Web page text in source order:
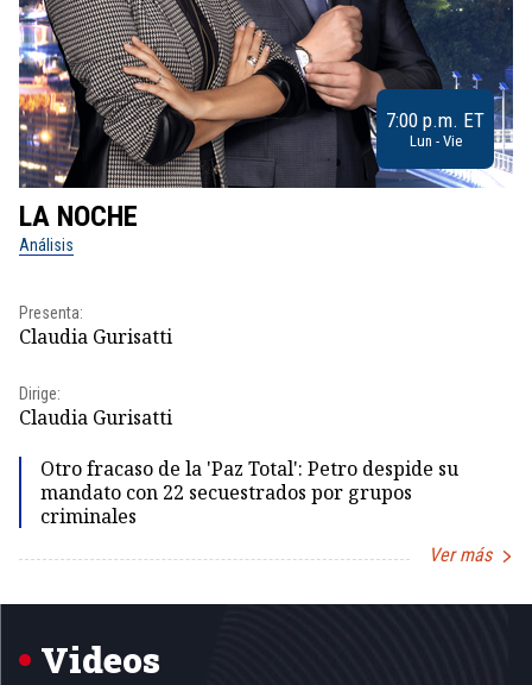
7:00 p.m. ET
Lun - Vie
LA NOCHE
Análisis
Presenta:
Claudia Gurisatti
Dirige:
Claudia Gurisatti
Otro fracaso de la 'Paz Total': Petro despide su
mandato con 22 secuestrados por grupos
criminales
Ver más
1
Videos